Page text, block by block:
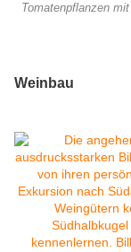
Tomatenpflanzen
Weinbau